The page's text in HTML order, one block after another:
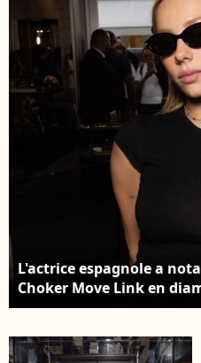
Kylian Mbappé et Ester
Exposito ont pris la
pose dans la boutique
de Valérie Messika.
Capture d'écran
Instagram
L'actrice espagnole a
Choker Move Link en
19 800 euros. Kylian
Capture d'écran Instagram